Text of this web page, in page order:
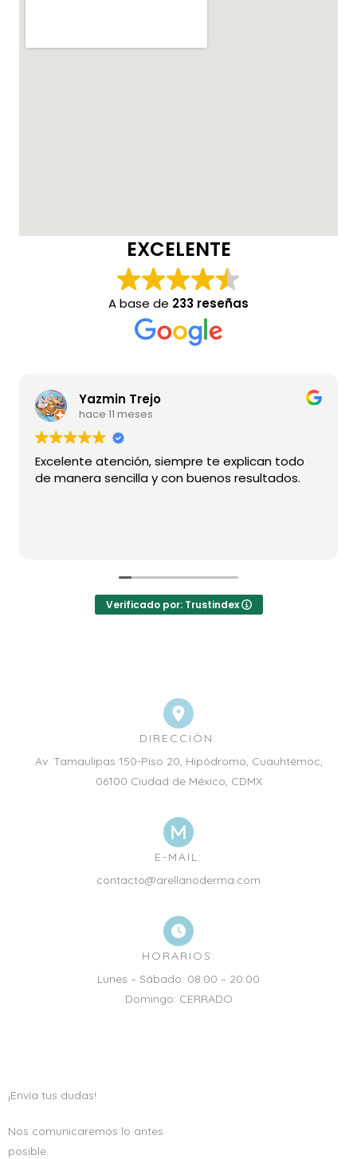
EXCELENTE
A base de 233 reseñas
Yazmin Trejo
hace 11 meses
Excelente atención, siempre te explican todo
de manera sencilla y con buenos resultados.
Verificado por: Trustindex
DIRECCIÓN:
Av. Tamaulipas 150-Piso 20, Hipódromo, Cuauhtémoc,
06100 Ciudad de México, CDMX
E-MAIL:
contacto@arellanoderma.com
HORARIOS:
Lunes – Sábado: 08:00 – 20:00
Domingo: CERRADO
¡Envía tus dudas!
Nos comunicaremos lo antes
posible.